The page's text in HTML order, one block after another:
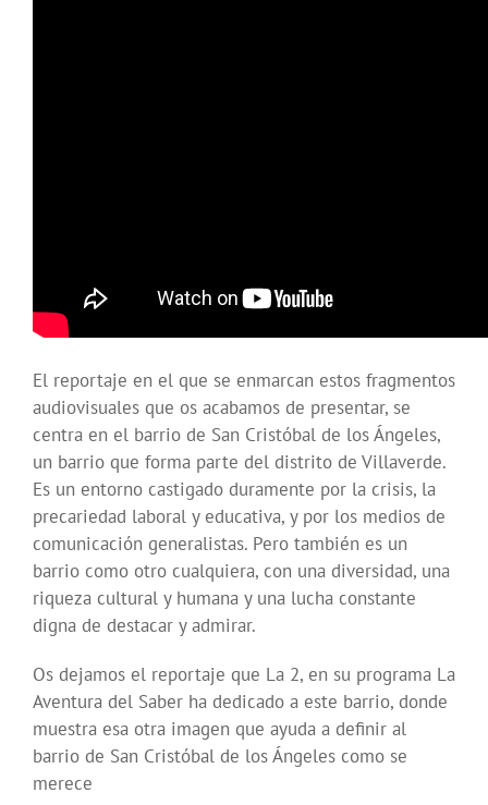
El reportaje en el que se enmarcan estos fragmentos
audiovisuales que os acabamos de presentar, se
centra en el barrio de San Cristóbal de los Ángeles,
un barrio que forma parte del distrito de Villaverde.
Es un entorno castigado duramente por la crisis, la
precariedad laboral y educativa, y por los medios de
comunicación generalistas. Pero también es un
barrio como otro cualquiera, con una diversidad, una
riqueza cultural y humana y una lucha constante
digna de destacar y admirar.
Os dejamos el reportaje que La 2, en su programa La
Aventura del Saber ha dedicado a este barrio, donde
muestra esa otra imagen que ayuda a definir al
barrio de San Cristóbal de los Ángeles como se
merece